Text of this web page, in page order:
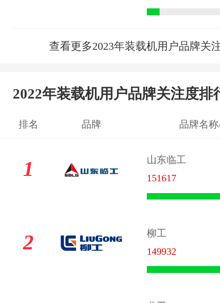
查看更多2023年装载机用户品牌关
2022年装载机用户品牌关注度排
排名 品牌 品牌名
1
山东临工
151617
2
柳工
149932